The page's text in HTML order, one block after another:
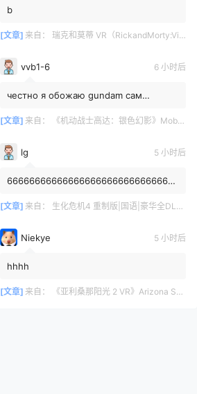
b
[文章] 来自： 瑞克和莫蒂 VR（RickandMorty:VirtualRick-ality）
vvb1-6 6 小时后
честно я обожаю gundam сам
1/144 а так я пропустил хайп данно...
[文章] 来自： 《机动战士高达：银色幻影》Mobile Suit Gundam: Silver Phantom
lg 5 小时后
6666666666666666666666666666666
[文章] 来自： 生化危机4 重制版|国语|豪华全DLC（Resident Evil 4 VR）
Niekye 5 小时后
hhhh
[文章] 来自： 《亚利桑那阳光 2 VR》Arizona Sunshine® 2